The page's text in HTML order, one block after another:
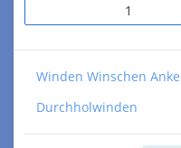
Winden Winschen
Durchholwinden